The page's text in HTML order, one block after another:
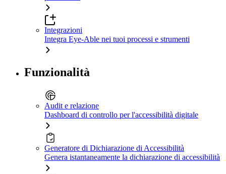
Integrazioni
Integra Eye-Able nei tuoi processi e strumenti
Funzionalità
Audit e relazione
Dashboard di controllo per l'accessibilità digitale
Generatore di Dichiarazione di Accessibilità
Genera istantaneamente la dichiarazione di accessibilità